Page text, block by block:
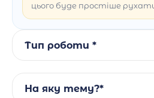
цього буде простіше
Тип роботи *
На яку тему?*